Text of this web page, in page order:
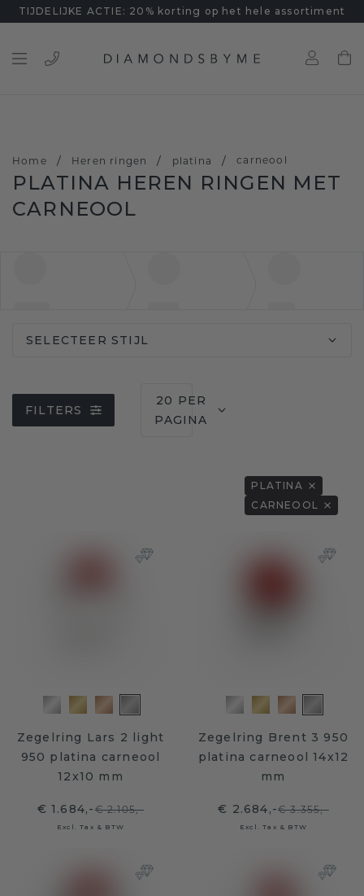
TIJDELIJKE ACTIE: 20% korting op het hele assortiment
Home / Heren ringen / platina / carneool
PLATINA HEREN RINGEN MET
CARNEOOL
SELECTEER STIJL
FILTERS
20 PER
PAGINA
PLATINA
CARNEOOL
Zegelring Lars 2 light
950 platina carneool
12x10 mm
€ 1.684,-€ 2.105,-
Excl. Tax & BTW
Zegelring Brent 3 950
platina carneool 14x12
mm
€ 2.684,-€ 3.355,-
Excl. Tax & BTW